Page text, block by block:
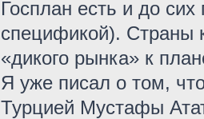
Госплан есть и до
спецификой). Страны
«дикого рынка» к
Я уже писал о том,
Турцией Мустафы